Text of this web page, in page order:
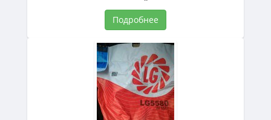
Подробнее